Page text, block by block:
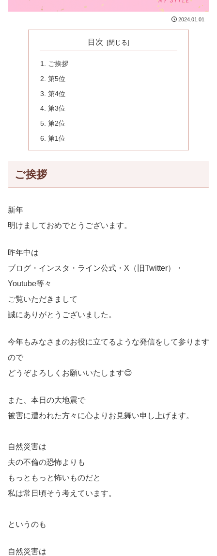
2024.01.01
目次
ご挨拶
第5位
第4位
第3位
第2位
第1位
ご挨拶
新年
明けましておめでとうございます。
昨年中は
ブログ・インスタ・ライン公式・X（旧Twitter）・
Youtube等々
ご覧いただきまして
誠にありがとうございました。
今年もみなさまのお役に立てるような発信をして参ります
ので
どうぞよろしくお願いいたします😊
また、本日の大地震で
被害に遭われた方々に心よりお見舞い申し上げます。
自然災害は
夫の不倫の恐怖よりも
もっともっと怖いものだと
私は常日頃そう考えています。
というのも
自然災害は